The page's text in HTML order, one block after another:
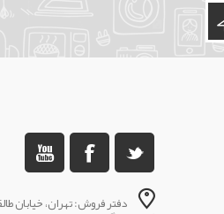
دفتر فروش: تهران، خیابان